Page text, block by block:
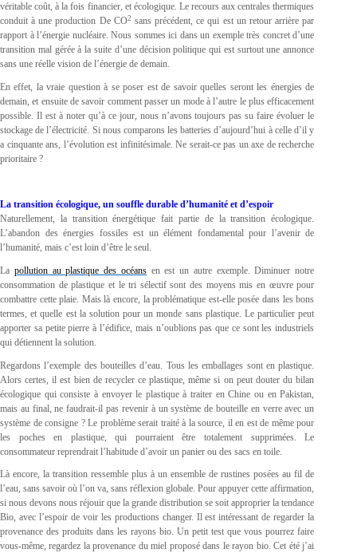
véritable coût, à la fois financier, et écologique. Le recours aux centrales thermiques
conduit à une production De CO2 sans précédent, ce qui est un retour arrière par
rapport à l’énergie nucléaire. Nous sommes ici dans un exemple très concret d’une
transition mal gérée à la suite d’une décision politique qui est surtout une annonce
sans une réelle vision de l’énergie de demain.
En effet, la vraie question à se poser est de savoir quelles seront les énergies de
demain, et ensuite de savoir comment passer un mode à l’autre le plus efficacement
possible. Il est à noter qu’à ce jour, nous n’avons toujours pas su faire évoluer le
stockage de l’électricité. Si nous comparons les batteries d’aujourd’hui à celle d’il y
a cinquante ans, l’évolution est infinitésimale. Ne serait-ce pas un axe de recherche
prioritaire ?
La transition écologique, un souffle durable d’humanité et d’espoir
Naturellement, la transition énergétique fait partie de la transition écologique.
L’abandon des énergies fossiles est un élément fondamental pour l’avenir de
l’humanité, mais c’est loin d’être le seul.
La pollution au plastique des océans en est un autre exemple. Diminuer notre
consommation de plastique et le tri sélectif sont des moyens mis en œuvre pour
combattre cette plaie. Mais là encore, la problématique est-elle posée dans les bons
termes, et quelle est la solution pour un monde sans plastique. Le particulier peut
apporter sa petite pierre à l’édifice, mais n’oublions pas que ce sont les industriels
qui détiennent la solution.
Regardons l’exemple des bouteilles d’eau. Tous les emballages sont en plastique.
Alors certes, il est bien de recycler ce plastique, même si on peut douter du bilan
écologique qui consiste à envoyer le plastique à traiter en Chine ou en Pakistan,
mais au final, ne faudrait-il pas revenir à un système de bouteille en verre avec un
système de consigne ? Le problème serait traité à la source, il en est de même pour
les poches en plastique, qui pourraient être totalement supprimées. Le
consommateur reprendrait l’habitude d’avoir un panier ou des sacs en toile.
Là encore, la transition ressemble plus à un ensemble de rustines posées au fil de
l’eau, sans savoir où l’on va, sans réflexion globale. Pour appuyer cette affirmation,
si nous devons nous réjouir que la grande distribution se soit approprier la tendance
Bio, avec l’espoir de voir les productions changer. Il est intéressant de regarder la
provenance des produits dans les rayons bio. Un petit test que vous pourrez faire
vous-même, regardez la provenance du miel proposé dans le rayon bio. Cet été j’ai